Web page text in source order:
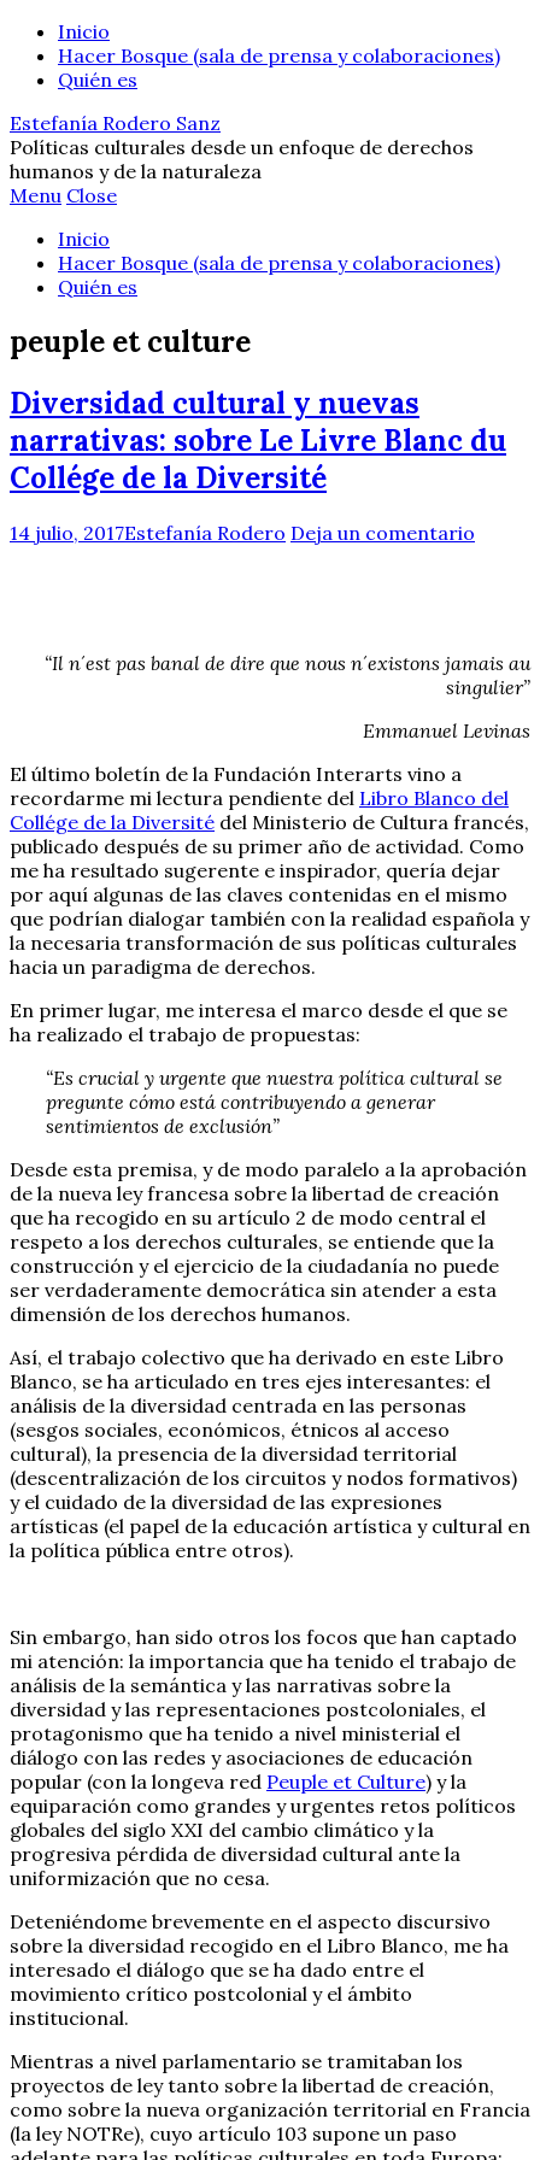
Inicio
Hacer Bosque (sala de prensa y colaboraciones)
Quién es
Estefanía Rodero Sanz
Políticas culturales desde un enfoque de derechos
humanos y de la naturaleza
Menu Close
Inicio
Hacer Bosque (sala de prensa y colaboraciones)
Quién es
peuple et culture
Diversidad cultural y nuevas
narrativas: sobre Le Livre Blanc du
Collége de la Diversité
14 julio, 2017Estefanía Rodero Deja un comentario
“Il n´est pas banal de dire que nous n´existons jamais au
singulier”
Emmanuel Levinas
El último boletín de la Fundación Interarts vino a
recordarme mi lectura pendiente del Libro Blanco del
Collége de la Diversité del Ministerio de Cultura francés,
publicado después de su primer año de actividad. Como
me ha resultado sugerente e inspirador, quería dejar
por aquí algunas de las claves contenidas en el mismo
que podrían dialogar también con la realidad española y
la necesaria transformación de sus políticas culturales
hacia un paradigma de derechos.
En primer lugar, me interesa el marco desde el que se
ha realizado el trabajo de propuestas:
“Es crucial y urgente que nuestra política cultural se
pregunte cómo está contribuyendo a generar
sentimientos de exclusión”
Desde esta premisa, y de modo paralelo a la aprobación
de la nueva ley francesa sobre la libertad de creación
que ha recogido en su artículo 2 de modo central el
respeto a los derechos culturales, se entiende que la
construcción y el ejercicio de la ciudadanía no puede
ser verdaderamente democrática sin atender a esta
dimensión de los derechos humanos.
Así, el trabajo colectivo que ha derivado en este Libro
Blanco, se ha articulado en tres ejes interesantes: el
análisis de la diversidad centrada en las personas
(sesgos sociales, económicos, étnicos al acceso
cultural), la presencia de la diversidad territorial
(descentralización de los circuitos y nodos formativos)
y el cuidado de la diversidad de las expresiones
artísticas (el papel de la educación artística y cultural en
la política pública entre otros).
Sin embargo, han sido otros los focos que han captado
mi atención: la importancia que ha tenido el trabajo de
análisis de la semántica y las narrativas sobre la
diversidad y las representaciones postcoloniales, el
protagonismo que ha tenido a nivel ministerial el
diálogo con las redes y asociaciones de educación
popular (con la longeva red Peuple et Culture) y la
equiparación como grandes y urgentes retos políticos
globales del siglo XXI del cambio climático y la
progresiva pérdida de diversidad cultural ante la
uniformización que no cesa.
Deteniéndome brevemente en el aspecto discursivo
sobre la diversidad recogido en el Libro Blanco, me ha
interesado el diálogo que se ha dado entre el
movimiento crítico postcolonial y el ámbito
institucional.
Mientras a nivel parlamentario se tramitaban los
proyectos de ley tanto sobre la libertad de creación,
como sobre la nueva organización territorial en Francia
(la ley NOTRe), cuyo artículo 103 supone un paso